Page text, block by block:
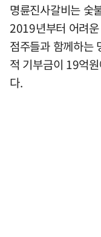
명륜진사갈비는 숯
2019년부터 어려
점주들과 함께하는
적 기부금이 19억
다.